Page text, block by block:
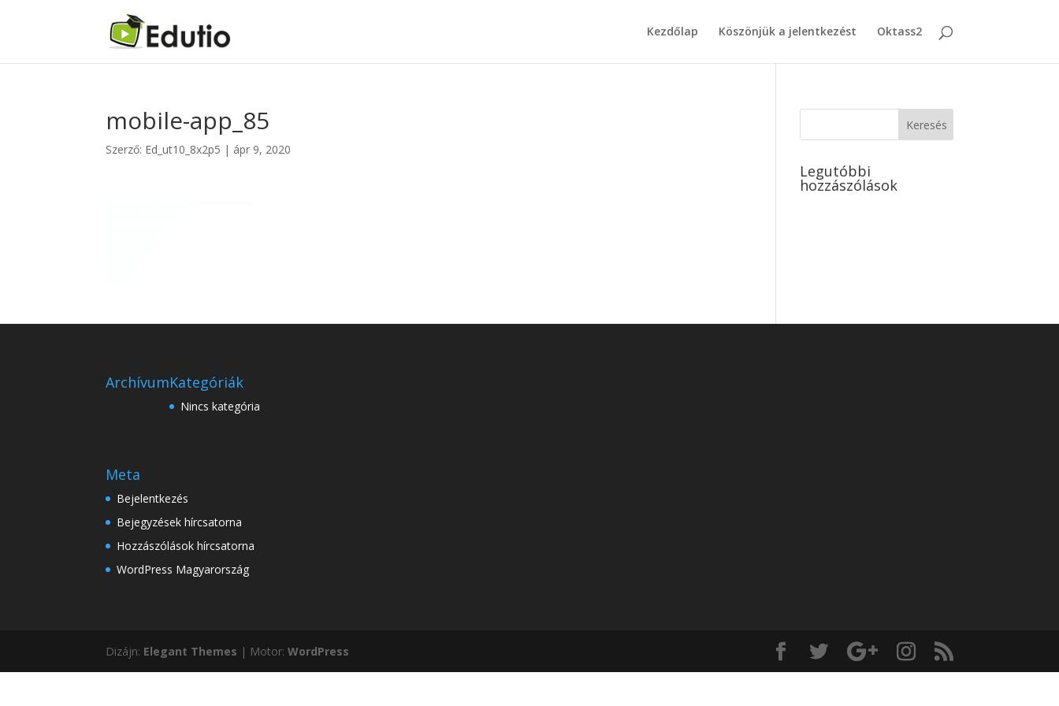
Kezdőlap Köszönjük a jelentkezést Oktass2
mobile-app_85
Szerző: Ed_ut10_8x2p5 | ápr 9, 2020
Legutóbbi
hozzászólások
ArchívumKategóriák
Nincs kategória
Meta
Bejelentkezés
Bejegyzések hírcsatorna
Hozzászólások hírcsatorna
WordPress Magyarország
Dizájn: Elegant Themes | Motor:WordPress